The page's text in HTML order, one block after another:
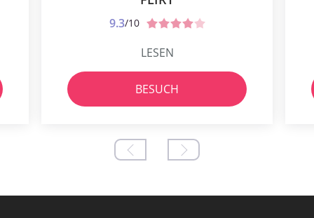
9.3/10
LESEN
BESUCH